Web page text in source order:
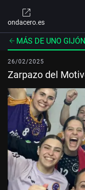
ondacero.es
MÁS DE UNO GIJÓN
26/02/2025
Zarpazo del